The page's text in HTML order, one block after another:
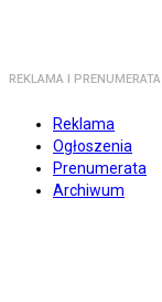
REKLAMA I PRENUMERATA
Reklama
Ogłoszenia
Prenumerata
Archiwum